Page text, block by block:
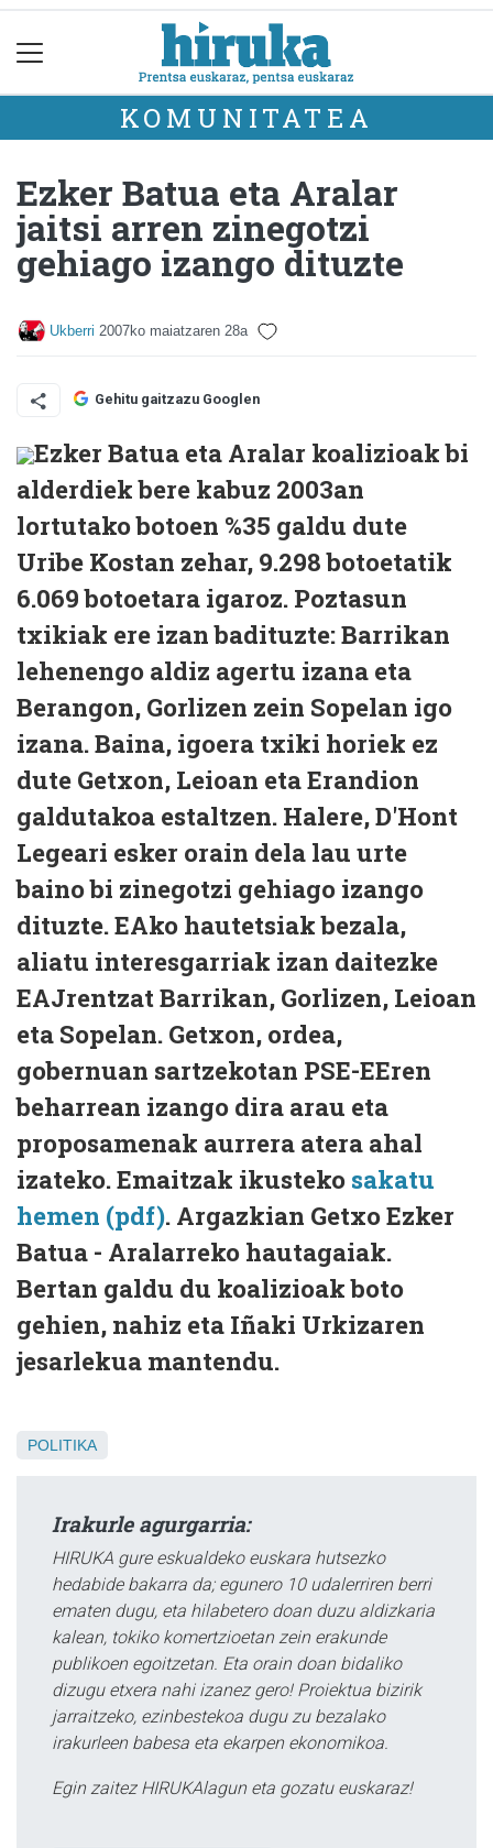
KOMUNITATEA
Ezker Batua eta Aralar
jaitsi arren zinegotzi
gehiago izango dituzte
Ukberri 2007ko maiatzaren 28a
Gehitu gaitzazu Googlen
Ezker Batua eta Aralar koalizioak bi
alderdiek bere kabuz 2003an
lortutako botoen %35 galdu dute
Uribe Kostan zehar, 9.298 botoetatik
6.069 botoetara igaroz. Poztasun
txikiak ere izan badituzte: Barrikan
lehenengo aldiz agertu izana eta
Berangon, Gorlizen zein Sopelan igo
izana. Baina, igoera txiki horiek ez
dute Getxon, Leioan eta Erandion
galdutakoa estaltzen. Halere, D'Hont
Legeari esker orain dela lau urte
baino bi zinegotzi gehiago izango
dituzte. EAko hautetsiak bezala,
aliatu interesgarriak izan daitezke
EAJrentzat Barrikan, Gorlizen, Leioan
eta Sopelan. Getxon, ordea,
gobernuan sartzekotan PSE-EEren
beharrean izango dira arau eta
proposamenak aurrera atera ahal
izateko. Emaitzak ikusteko sakatu
hemen (pdf). Argazkian Getxo Ezker
Batua - Aralarreko hautagaiak.
Bertan galdu du koalizioak boto
gehien, nahiz eta Iñaki Urkizaren
jesarlekua mantendu.
POLITIKA
Irakurle agurgarria:
HIRUKA gure eskualdeko euskara hutsezko
hedabide bakarra da; egunero 10 udalerriren berri
ematen dugu, eta hilabetero doan duzu aldizkaria
kalean, tokiko komertzioetan zein erakunde
publikoen egoitzetan. Eta orain doan bidaliko
dizugu etxera nahi izanez gero! Proiektua bizirik
jarraitzeko, ezinbestekoa dugu zu bezalako
irakurleen babesa eta ekarpen ekonomikoa.
Egin zaitez HIRUKAlagun eta gozatu euskaraz!